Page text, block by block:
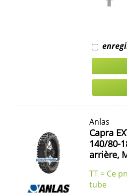
Anlas
Capra
140/80-
arrière,
TT = Ce
tube